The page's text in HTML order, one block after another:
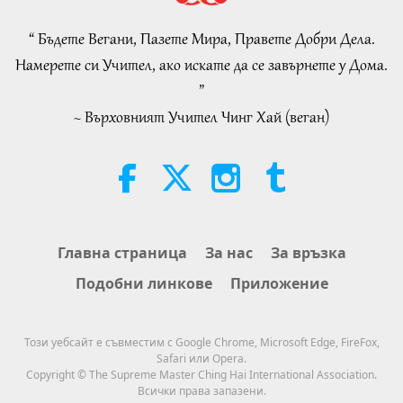
Важните Новини 2019-07-19 4846Преглед
Важните Новини
2019-07-20
31:14
Важните Новини 2019-07-21 4684Преглед
29:23
4:31
Demeanor Were Appreciated by
School Community
Важните Новини 2026-08-04 Преглед
32:52
Важните Новини
An Analysis of Pleasure:
Selections from the Works of
Pierre Gassendi (vegetarian), Part
The Legend of the Star Apple
Tree, Part 2 of 2
“ Бъдете Вегани, Пазете Мира, Правете Добри Дела.
Намерете си Учител, ако искате да се завърнете у Дома.
”
~ Върховният Учител Чинг Хай (веган)
Главна страница За нас
За връзка
Подобни линкове
Приложение
Този уебсайт е съвместим с Google Chrome, Microsoft Edge, FireFox,
Safari или Opera.
Copyright © The Supreme Master Ching Hai International Association.
Всички права запазени.